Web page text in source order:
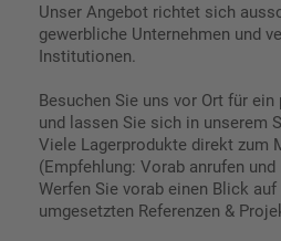
Unser Angebot richtet sich
gewerbliche Unternehmen und
Institutionen.
Besuchen Sie uns vor Ort für
und lassen Sie sich in unserem
Viele Lagerprodukte direkt zum
(Empfehlung: Vorab anrufen
Werfen Sie vorab einen Blick
umgesetzten Referenzen &